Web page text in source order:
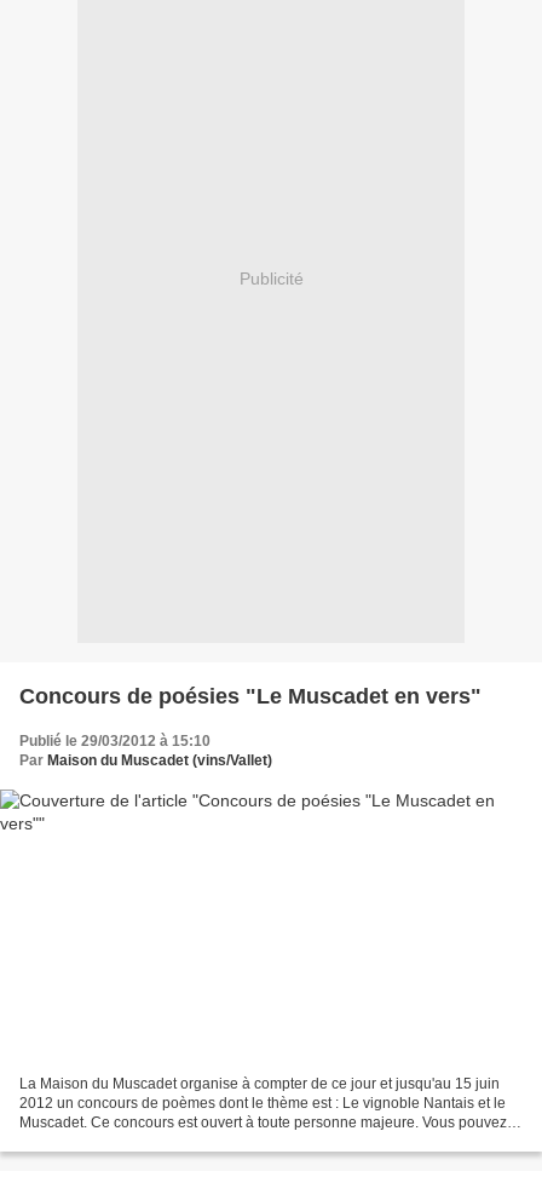
Publicité
Concours de poésies "Le Muscadet en vers"
Publié le 29/03/2012 à 15:10
Par Maison du Muscadet (vins/Vallet)
La Maison du Muscadet organise à compter de ce jour et jusqu'au 15 juin
2012 un concours de poèmes dont le thème est : Le vignoble Nantais et le
Muscadet. Ce concours est ouvert à toute personne majeure. Vous pouvez